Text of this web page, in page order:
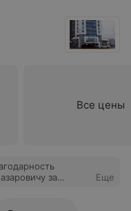
Все цены
за
доверился
Еще